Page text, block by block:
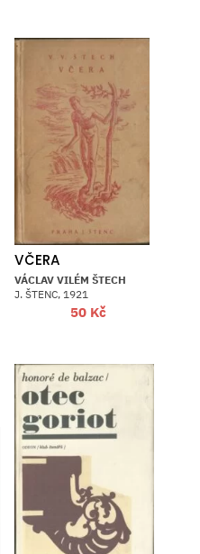
VČERA
VÁCLAV VILÉM ŠTECH
J. ŠTENC, 1921
50 Kč